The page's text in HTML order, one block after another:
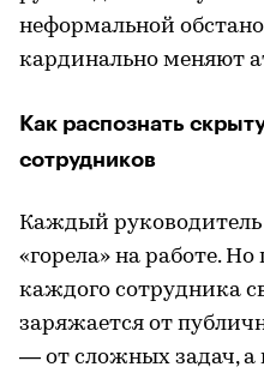
неформальной
кардинально меняют
Как распознать
сотрудников
Каждый
«горела» на работе.
каждого сотрудника
заряжается от
— от сложных задач,